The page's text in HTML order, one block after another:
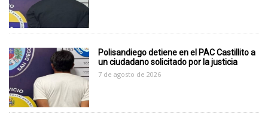
Polisandiego detiene en el PAC Castillito a
un ciudadano solicitado por la justicia
7 de agosto de 2026